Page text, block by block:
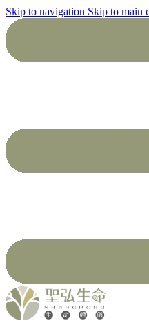
Skip to navigation Skip to main